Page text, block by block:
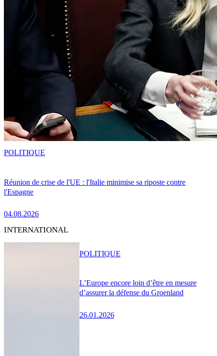
Réunion de crise de l'UE : l'Italie minimise sa riposte contre
l'Espagne
04.08.2026
POLITIQUE
INTERNATIONAL
L’Europe encore loin d’être en mesure
d’assurer la défense du Groenland
26.01.2026
POLITIQUE